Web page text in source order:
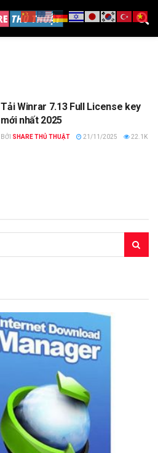
Tải Winrar 7.13 Full License key
mới nhất 2025
BỞI SHARE THỦ THUẬT 21/11/2025 22.1K